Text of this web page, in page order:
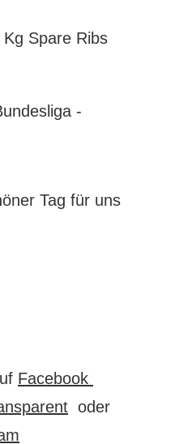
Spare Ribs
Tag für uns
Facebook
oder